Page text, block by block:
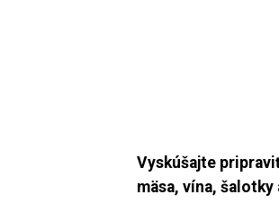
Vyskúšajte
mäsa, vína, šalotky